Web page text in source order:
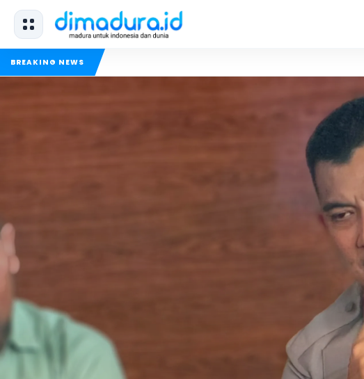
BREAKING NEWS